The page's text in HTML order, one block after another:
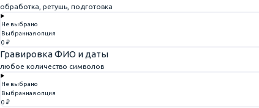
обработка, ретушь, подготовка
Не выбрано
Выбранная опция
0 ₽
Гравировка ФИО и даты
любое количество символов
Не выбрано
Выбранная опция
0 ₽